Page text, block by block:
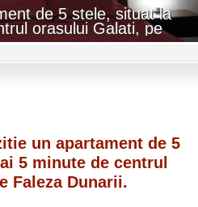
de 5 stele, situat la
orasului Galati, pe
un apartament de 5
5 minute de centrul
Faleza Dunarii.